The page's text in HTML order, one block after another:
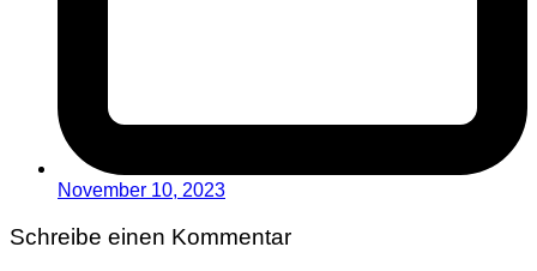
November 10, 2023
Schreibe einen Kommentar